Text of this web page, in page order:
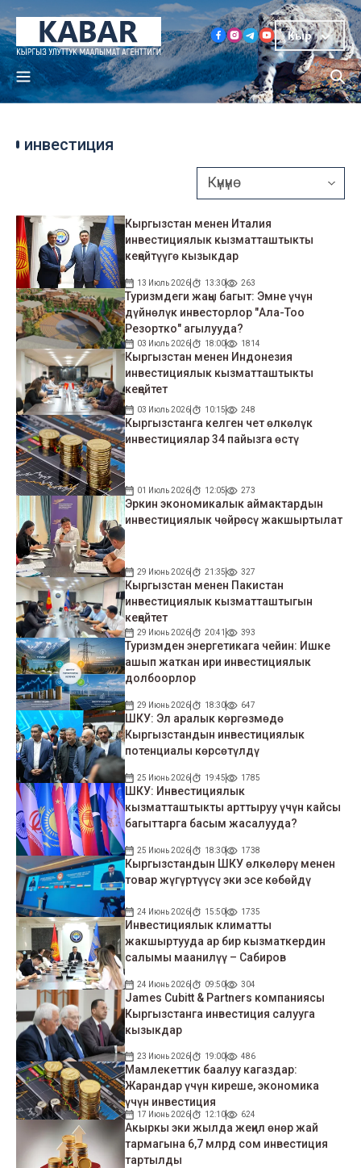
Кыр
инвестиция
Кыргызстан менен Италия
инвестициялык кызматташтыкты
кеңейтүүгө кызыкдар
13 Июль 2026 13:30 263
Туризмдеги жаңы багыт: Эмне үчүн
дүйнөлүк инвесторлор "Ала-Тоо
Резортко" агылууда?
03 Июль 2026 18:00 1814
Кыргызстан менен Индонезия
инвестициялык кызматташтыкты
кеңейтет
03 Июль 2026 10:15 248
Кыргызстанга келген чет өлкөлүк
инвестициялар 34 пайызга өстү
01 Июль 2026 12:05 273
Эркин экономикалык аймактардын
инвестициялык чөйрөсү жакшыртылат
29 Июнь 2026 21:35 327
Кыргызстан менен Пакистан
инвестициялык кызматташтыгын
кеңейтет
29 Июнь 2026 20:41 393
Туризмден энергетикага чейин: Ишке
ашып жаткан ири инвестициялык
долбоорлор
29 Июнь 2026 18:30 647
ШКУ: Эл аралык көргөзмөдө
Кыргызстандын инвестициялык
потенциалы көрсөтүлдү
25 Июнь 2026 19:45 1785
ШКУ: Инвестициялык
кызматташтыкты арттыруу үчүн кайсы
багыттарга басым жасалууда?
25 Июнь 2026 18:30 1738
Кыргызстандын ШКУ өлкөлөрү менен
товар жүгүртүүсү эки эсе көбөйдү
24 Июнь 2026 15:50 1735
Инвестициялык климатты
жакшыртууда ар бир кызматкердин
салымы маанилүү – Сабиров
24 Июнь 2026 09:50 304
James Cubitt & Partners компаниясы
Кыргызстанга инвестиция салууга
кызыкдар
23 Июнь 2026 19:00 486
Мамлекеттик баалуу кагаздар:
Жарандар үчүн киреше, экономика
үчүн инвестиция
17 Июнь 2026 12:10 624
Акыркы эки жылда жеңил өнөр жай
тармагына 6,7 млрд сом инвестиция
тартылды